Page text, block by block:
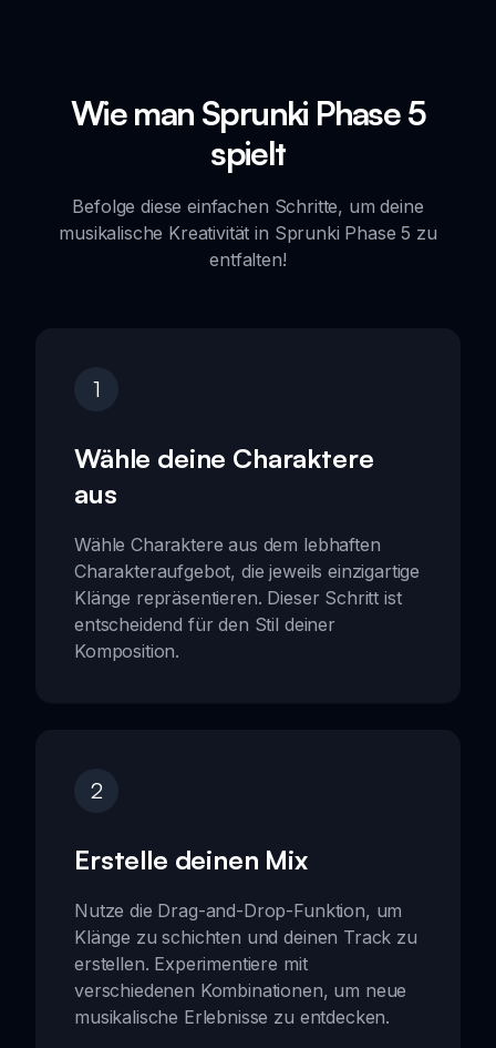
Wie man Sprunki Phase 5
spielt
Befolge diese einfachen Schritte, um deine
musikalische Kreativität in Sprunki Phase 5 zu
entfalten!
1
Wähle deine Charaktere
aus
Wähle Charaktere aus dem lebhaften
Charakteraufgebot, die jeweils einzigartige
Klänge repräsentieren. Dieser Schritt ist
entscheidend für den Stil deiner
Komposition.
2
Erstelle deinen Mix
Nutze die Drag-and-Drop-Funktion, um
Klänge zu schichten und deinen Track zu
erstellen. Experimentiere mit
verschiedenen Kombinationen, um neue
musikalische Erlebnisse zu entdecken.